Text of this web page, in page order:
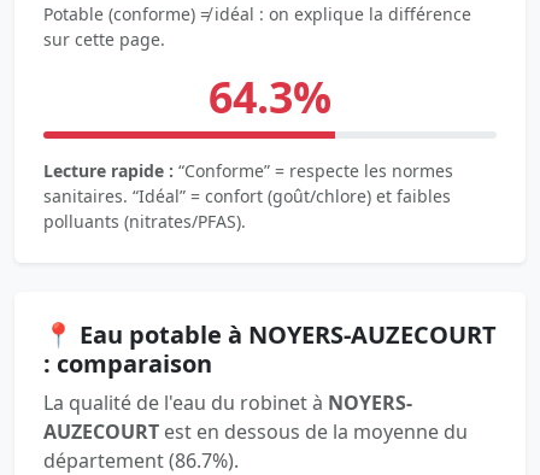
Potable (conforme) ≠ idéal : on explique la différence
sur cette page.
64.3%
Lecture rapide : “Conforme” = respecte les normes
sanitaires. “Idéal” = confort (goût/chlore) et faibles
polluants (nitrates/PFAS).
📍 Eau potable à NOYERS-AUZECOURT
: comparaison
La qualité de l'eau du robinet à NOYERS-
AUZECOURT est en dessous de la moyenne du
département (86.7%).